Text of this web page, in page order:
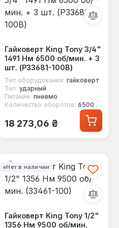
Гайковерт King Tony 3/4"
1491 Нм 6500 об/мин. + 3
шт. (P33681-100B)
Тип оборудования: гайковерт
Тип: ударный
Питание: пневмо
Количество оборотов: 6500 об/мин
Обычная цена:
18 273,06 ₴
Нет в наличии
Гайковерт King Tony 1/2"
1356 Нм 9500 об/мин.